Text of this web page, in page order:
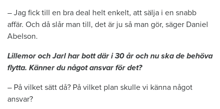
– Jag fick till en bra deal helt enkelt, att sälja i en snabb
affär. Och då slår man till, det är ju så man gör, säger Daniel
Abelson.
Lillemor och Jarl har bott där i 30 år och nu ska de behöva
flytta. Känner du något ansvar för det?
– På vilket sätt då? På vilket plan skulle vi känna något
ansvar?